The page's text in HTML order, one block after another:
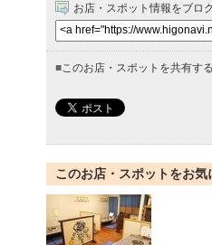
お店・スポット情報をブロ
■ このお店・スポットを共有する
このお店・スポットをお